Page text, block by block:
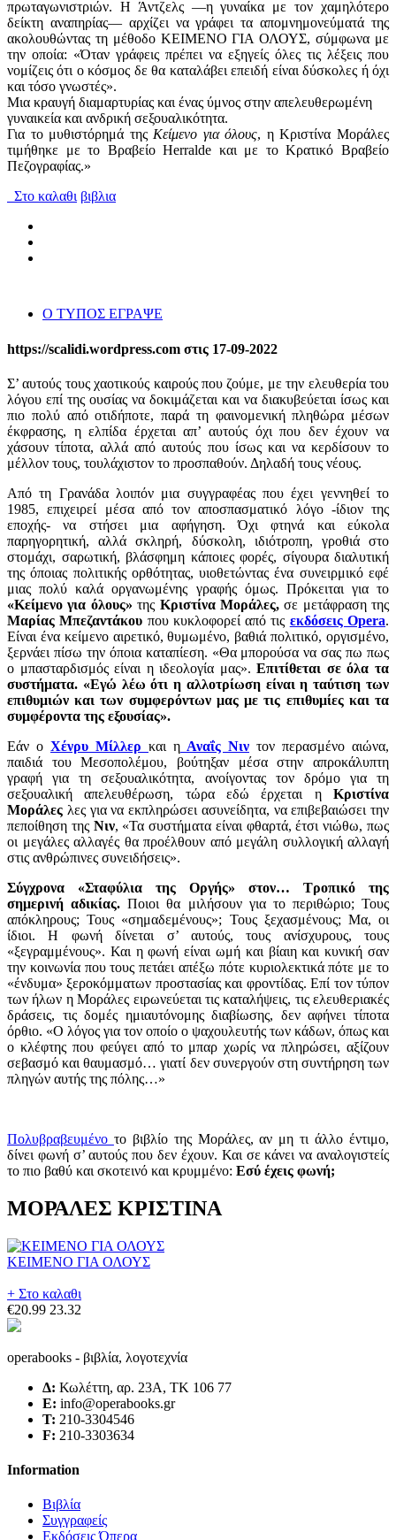
πρωταγωνιστριών. Η Άντζελς —η γυναίκα με τον χαμηλότερο
δείκτη αναπηρίας— αρχίζει να γράφει τα απομνημονεύματά της
ακολουθώντας τη μέθοδο ΚΕΙΜΕΝΟ ΓΙΑ ΟΛΟΥΣ, σύμφωνα με
την οποία: «Όταν γράφεις πρέπει να εξηγείς όλες τις λέξεις που
νομίζεις ότι ο κόσμος δε θα καταλάβει επειδή είναι δύσκολες ή όχι
και τόσο γνωστές».
Μια κραυγή διαμαρτυρίας και ένας ύμνος στην απελευθερωμένη
γυναικεία και ανδρική σεξουαλικότητα.
Για το μυθιστόρημά της Κείμενο για όλους, η Κριστίνα Μοράλες
τιμήθηκε με το Βραβείο Herralde και με το Κρατικό Βραβείο
Πεζογραφίας.»
Στο καλαθι βιβλια
Ο ΤΥΠΟΣ ΕΓΡΑΨΕ
https://scalidi.wordpress.com στις 17-09-2022
Σ’ αυτούς τους χαοτικούς καιρούς που ζούμε, με την ελευθερία του
λόγου επί της ουσίας να δοκιμάζεται και να διακυβεύεται ίσως και
πιο πολύ από οτιδήποτε, παρά τη φαινομενική πληθώρα μέσων
έκφρασης, η ελπίδα έρχεται απ’ αυτούς όχι που δεν έχουν να
χάσουν τίποτα, αλλά από αυτούς που ίσως και να κερδίσουν το
μέλλον τους, τουλάχιστον το προσπαθούν. Δηλαδή τους νέους.
Από τη Γρανάδα λοιπόν μια συγγραφέας που έχει γεννηθεί το
1985, επιχειρεί μέσα από τον αποσπασματικό λόγο -ίδιον της
εποχής- να στήσει μια αφήγηση. Όχι φτηνά και εύκολα
παρηγορητική, αλλά σκληρή, δύσκολη, ιδιότροπη, γροθιά στο
στομάχι, σαρωτική, βλάσφημη κάποιες φορές, σίγουρα διαλυτική
της όποιας πολιτικής ορθότητας, υιοθετώντας ένα συνειρμικό εφέ
μιας πολύ καλά οργανωμένης γραφής όμως. Πρόκειται για το
«Κείμενο για όλους»της Κριστίνα Μοράλες,σε μετάφραση της
Μαρίας Μπεζαντάκου που κυκλοφορεί από τις εκδόσεις Opera.
Είναι ένα κείμενο αιρετικό, θυμωμένο, βαθιά πολιτικό, οργισμένο,
ξερνάει πίσω την όποια καταπίεση. «Θα μπορούσα να σας πω πως
ο μπασταρδισμός είναι η ιδεολογία μας». Επιτίθεται σε όλα τα
συστήματα. «Εγώ λέω ότι η αλλοτρίωση είναι η ταύτιση των
επιθυμιών και των συμφερόντων μας με τις επιθυμίες και τα
συμφέροντα της εξουσίας».
Εάν ο Χένρυ Μίλλερ και η Αναΐς Νιν τον περασμένο αιώνα,
παιδιά του Μεσοπολέμου, βούτηξαν μέσα στην απροκάλυπτη
γραφή για τη σεξουαλικότητα, ανοίγοντας τον δρόμο για τη
σεξουαλική απελευθέρωση, τώρα εδώ έρχεται η Κριστίνα
Μοράλες λες για να εκπληρώσει ασυνείδητα, να επιβεβαιώσει την
πεποίθηση της Νιν, «Τα συστήματα είναι φθαρτά, έτσι νιώθω, πως
οι μεγάλες αλλαγές θα προέλθουν από μεγάλη συλλογική αλλαγή
στις ανθρώπινες συνειδήσεις».
Σύγχρονα «Σταφύλια της Οργής» στον… Τροπικό της
σημερινή αδικίας.Ποιοι θα μιλήσουν για το περιθώριο; Τους
απόκληρους; Τους «σημαδεμένους»; Τους ξεχασμένους; Μα, οι
ίδιοι. Η φωνή δίνεται σ’ αυτούς, τους ανίσχυρους, τους
«ξεγραμμένους». Και η φωνή είναι ωμή και βίαιη και κυνική σαν
την κοινωνία που τους πετάει απέξω πότε κυριολεκτικά πότε με το
«ένδυμα» ξεροκόμματων προστασίας και φροντίδας. Επί τον τύπον
των ήλων η Μοράλες ειρωνεύεται τις καταλήψεις, τις ελευθεριακές
δράσεις, τις δομές ημιαυτόνομης διαβίωσης, δεν αφήνει τίποτα
όρθιο. «Ο λόγος για τον οποίο ο ψαχουλευτής των κάδων, όπως και
ο κλέφτης που φεύγει από το μπαρ χωρίς να πληρώσει, αξίζουν
σεβασμό και θαυμασμό… γιατί δεν συνεργούν στη συντήρηση των
πληγών αυτής της πόλης…»
Πολυβραβευμένο το βιβλίο της Μοράλες, αν μη τι άλλο έντιμο,
δίνει φωνή σ’ αυτούς που δεν έχουν. Και σε κάνει να αναλογιστείς
το πιο βαθύ και σκοτεινό και κρυμμένο: Εσύ έχεις φωνή;
ΜΟΡΑΛΕΣ ΚΡΙΣΤΙΝΑ
ΚΕΙΜΕΝΟ ΓΙΑ ΟΛΟΥΣ
+ Στο καλαθι
€20.99 23.32
operabooks - βιβλία, λογοτεχνία
Δ: Κωλέττη, αρ. 23Α, ΤΚ 106 77
E: info@operabooks.gr
Τ: 210-3304546
F: 210-3303634
Information
Βιβλία
Συγγραφείς
Εκδόσεις Όπερα